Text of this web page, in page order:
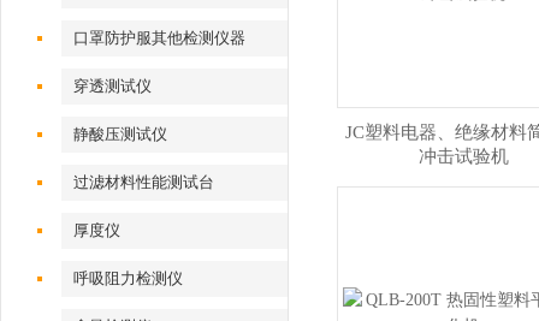
口罩防护服其他检测仪器
穿透测试仪
静酸压测试仪
过滤材料性能测试台
厚度仪
呼吸阻力检测仪
JC塑料电器、绝缘材料
冲击试验机